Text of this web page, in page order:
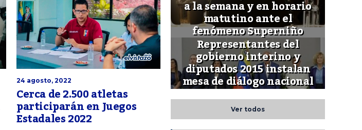
24 agosto, 2022
Cerca de 2.500 atletas
participarán en Juegos
Estadales 2022
a la semana y en horario
matutino ante el
fenómeno Superniño
Representantes del
gobierno interino y
diputados 2015 instalan
mesa de diálogo nacional
Ver todos